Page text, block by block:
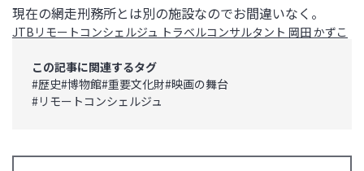
現在の網走刑務所とは別の施設なのでお間違いなく。
JTBリモートコンシェルジュ トラベルコンサルタント 岡田 かずこ
この記事に関連するタグ
#歴史#博物館#重要文化財#映画の舞台
#リモートコンシェルジュ